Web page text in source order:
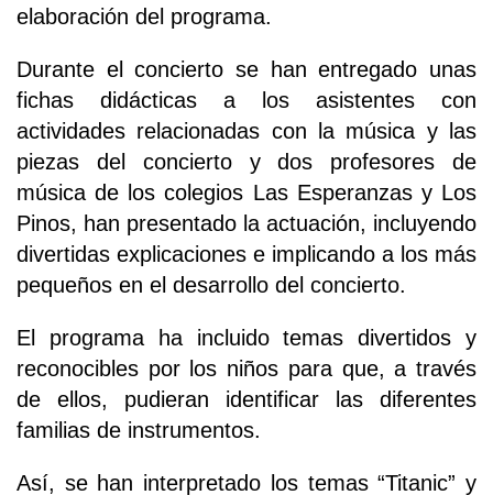
elaboración del programa.
Durante el concierto se han entregado unas
fichas didácticas a los asistentes con
actividades relacionadas con la música y las
piezas del concierto y dos profesores de
música de los colegios Las Esperanzas y Los
Pinos, han presentado la actuación, incluyendo
divertidas explicaciones e implicando a los más
pequeños en el desarrollo del concierto.
El programa ha incluido temas divertidos y
reconocibles por los niños para que, a través
de ellos, pudieran identificar las diferentes
familias de instrumentos.
Así, se han interpretado los temas “Titanic” y